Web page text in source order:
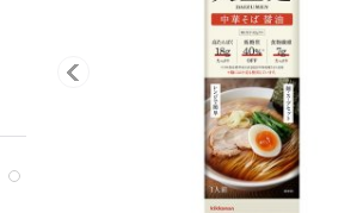
1,851円
(税込